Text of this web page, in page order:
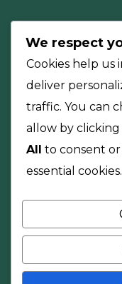
Nuestra
Aumentamos su
We respect
Cookies help us
deliver
traffic. You can
allow by clicking
All to consent or
essential cookies.